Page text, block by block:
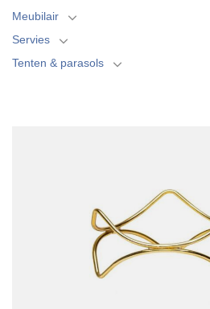
Meubilair
Servies
Tenten & parasols